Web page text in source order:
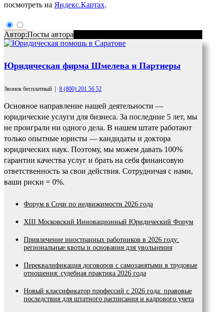
посмотреть на Яндекс.Картах.
Автор:Посты автора
Юридическая фирма Шмелева и Партнеры
Звонок бесплатный | 8 (800) 201 56 52
Основное направление нашей деятельности —
юридические услуги для бизнеса. За последние 5 лет, мы
не проиграли ни одного дела. В нашем штате работают
только опытные юристы — кандидаты и доктора
юридических наук. Поэтому, мы можем давать 100%
гарантии качества услуг и брать на себя финансовую
ответственность за свои действия. Сотрудничая с нами,
ваши риски = 0%.
Форум в Сочи по недвижимости 2026 года
XIII Московский Инновационный Юридический Форум
Привлечение иностранных работников в 2026 году:
региональные квоты и основания для увольнения
Переквалификация договоров с самозанятыми в трудовые
отношения: судебная практика 2026 года
Новый классификатор профессий с 2026 года: правовые
последствия для штатного расписания и кадрового учета